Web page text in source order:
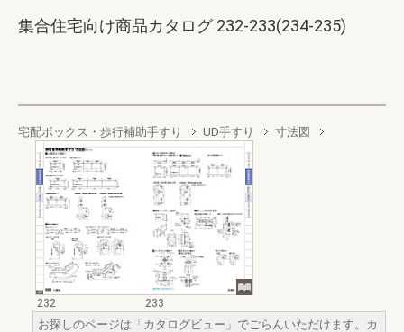
集合住宅向け商品カタログ 232-233(234-235)
宅配ボックス・歩行補助手すり UD手すり 寸法図
232
233
お探しのページは「カタログビュー」でごらんいただけます。カ